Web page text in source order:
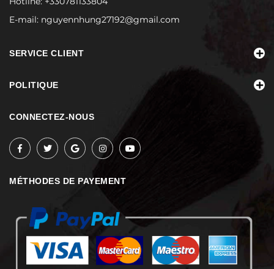
E-mail: nguyennhung27192@gmail.com
SERVICE CLIENT
POLITIQUE
CONNECTEZ-NOUS
MÉTHODES DE PAYEMENT